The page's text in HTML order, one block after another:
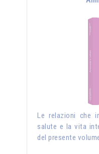
Le relazioni che
salute e la vita
del presente